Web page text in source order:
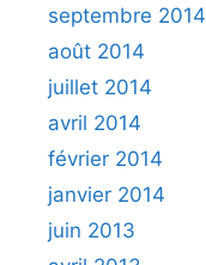
septembre 2014
août 2014
juillet 2014
avril 2014
février 2014
janvier 2014
juin 2013